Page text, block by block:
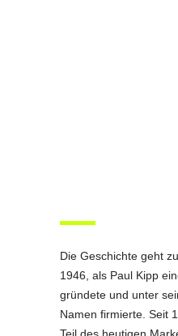
Die Geschichte geht
1946, als Paul Kipp
gründete und unter
Namen firmierte. Seit